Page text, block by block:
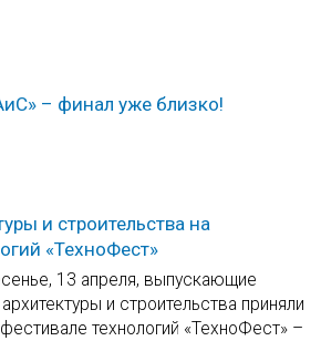
– финал уже близко!
и строительства на
«ТехноФест»
13 апреля, выпускающие
и строительства приняли
технологий «ТехноФест» –